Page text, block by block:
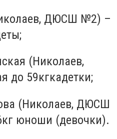
ДЮСШ №2) –
(Николаев,
59кгкадетки;
(Николаев, ДЮСШ
юноши (девочки).